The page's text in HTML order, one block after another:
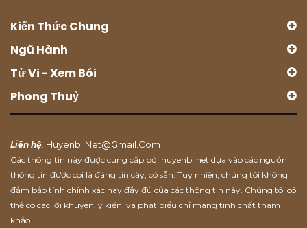
Kiến Thức Chung
Ngũ Hành
Tử Vi - Xem Bói
Phong Thuỷ
Liên hệ: Huyenbi.net@gmail.com
Các thông tin này được cung cấp bởi huyenbi.net dựa vào các nguồn
thông tin được coi là đáng tin cậy, có sẵn. Tuy nhiên, chúng tôi không
đảm bảo tính chính xác hay đầy đủ của các thông tin này. Chúng tôi có
thể có các lời khuyên, ý kiến, và phát biểu chỉ mang tính chất tham
khảo.